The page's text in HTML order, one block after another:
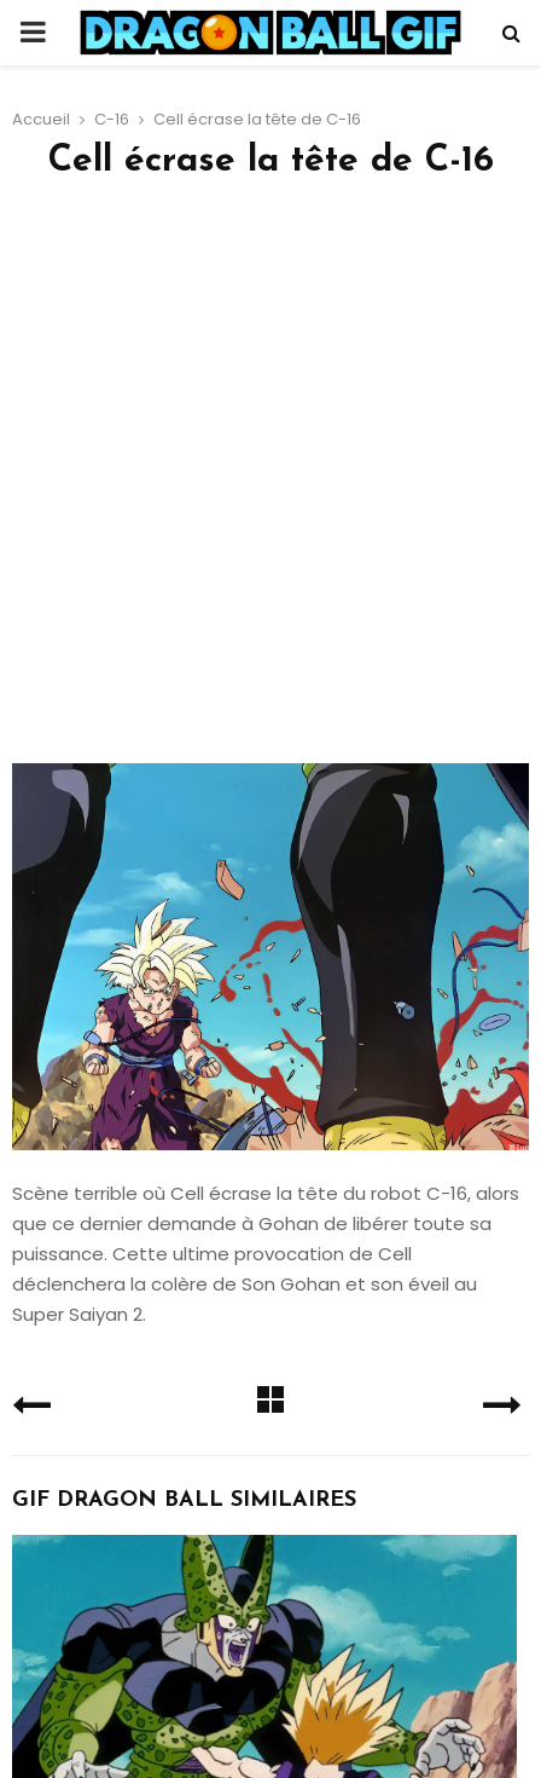
PRIMARY
Accueil C-16 Cell écrase la tête de C-16
Cell écrase la tête de C-16
Scène terrible où Cell écrase la tête du robot C-16, alors
que ce dernier demande à Gohan de libérer toute sa
puissance. Cette ultime provocation de Cell
déclenchera la colère de Son Gohan et son éveil au
Super Saiyan 2.
GIF DRAGON BALL SIMILAIRES